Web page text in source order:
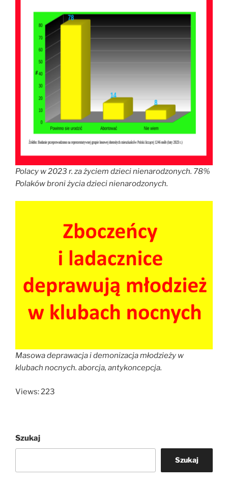
Polacy w 2023 r. za życiem dzieci nienarodzonych. 78%
Polaków broni życia dzieci nienarodzonych.
Masowa deprawacja i demonizacja młodzieży w
klubach nocnych. aborcja, antykoncepcja.
Views: 223
Szukaj
Szukaj